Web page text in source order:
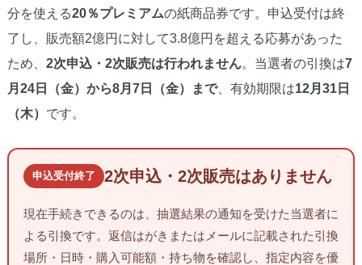
分を使える20％プレミアムの紙商品券です。申込受付は終
了し、販売額2億円に対して3.8億円を超える応募があった
ため、 2次申込・2次販売は行われません。当選者の引換は7
月24日（金）から8月7日（金）まで、有効期限は12月31日
（木） です。
申込受付終了 2次申込・2次販売はありません
現在手続きできるのは、抽選結果の通知を受けた当選者に
よる引換です。返信はがきまたはメールに記載された引換
場所・日時・購入可能額・持ち物を確認し、指定内容を優